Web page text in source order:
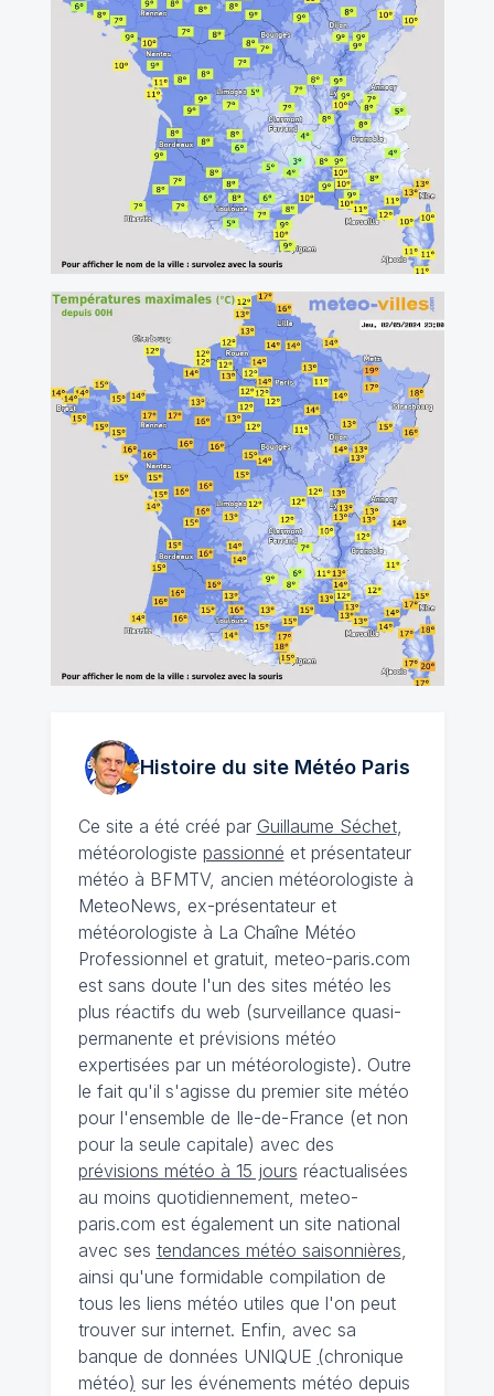
Histoire du site MétéoParis
Ce site a été créé par Guillaume Séchet,
météorologiste passionné et présentateur
météo à BFMTV, ancien météorologiste à
MeteoNews, ex-présentateur et
météorologiste à La Chaîne Météo
Professionnel et gratuit, meteo-paris.com
est sans doute l'un des sites météo les
plus réactifs du web (surveillance quasi-
permanente et prévisions météo
expertisées par un météorologiste). Outre
le fait qu'il s'agisse du premier site météo
pour l'ensemble de Ile-de-France (et non
pour la seule capitale) avec des
prévisions météo à 15 jours réactualisées
au moins quotidiennement, meteo-
paris.com est également un site national
avec ses tendances météo saisonnières,
ainsi qu'une formidable compilation de
tous les liens météo utiles que l'on peut
trouver sur internet. Enfin, avec sa
banque de données UNIQUE (chronique
météo) sur les événements météo depuis